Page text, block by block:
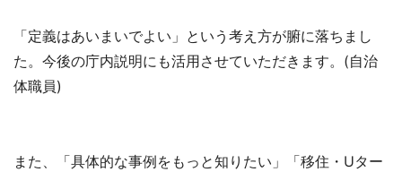
「定義はあいまいでよい」という考え方が腑に落ちまし
た。今後の庁内説明にも活用させていただきます。(自治
体職員)
また、「具体的な事例をもっと知りたい」「移住・Uター